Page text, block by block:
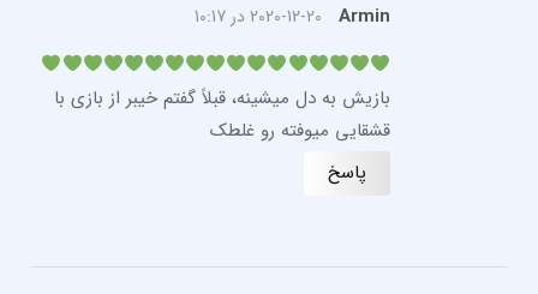
Armin 2020-12-20 در 10:17
بازیش به دل میشینه، قبلاً گفتم خیبر از بازی با
قشقایی میوفته رو غلطک
پاسخ